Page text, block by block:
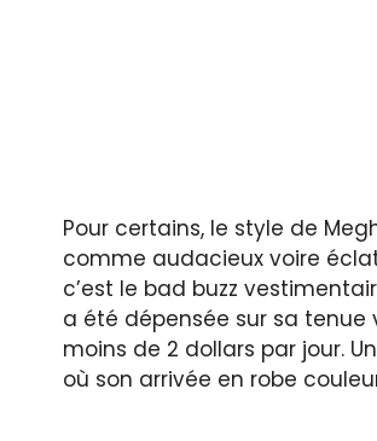
Pour certains, le style de
comme audacieux voire
c’est le bad buzz
a été dépensée sur sa
moins de 2 dollars par jour.
où son arrivée en robe